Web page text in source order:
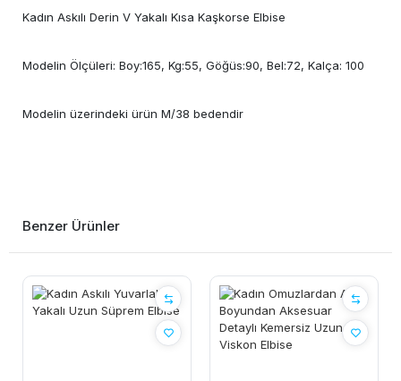
Kadın Askılı Derin V Yakalı Kısa Kaşkorse Elbise
Modelin Ölçüleri: Boy:165, Kg:55, Göğüs:90, Bel:72, Kalça: 100
Modelin üzerindeki ürün M/38 bedendir
Benzer Ürünler